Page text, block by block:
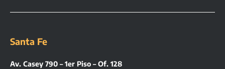
Santa Fe
Av. Casey 790 – 1er Piso – Of. 128